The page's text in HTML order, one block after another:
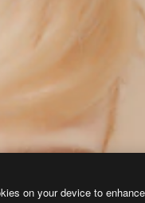
on your device to